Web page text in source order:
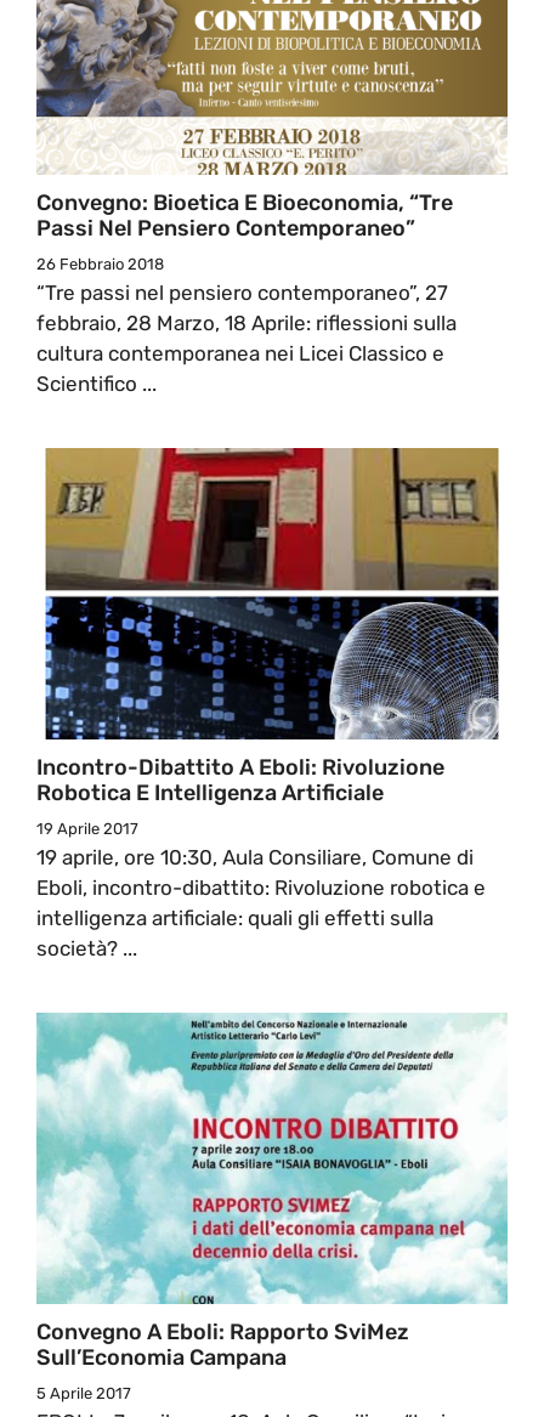
Convegno: Bioetica E Bioeconomia, “Tre
Passi Nel Pensiero Contemporaneo”
26 Febbraio 2018
“Tre passi nel pensiero contemporaneo”, 27
febbraio, 28 Marzo, 18 Aprile: riflessioni sulla
cultura contemporanea nei Licei Classico e
Scientifico ...
Incontro-Dibattito A Eboli: Rivoluzione
Robotica E Intelligenza Artificiale
19 Aprile 2017
19 aprile, ore 10:30, Aula Consiliare, Comune di
Eboli, incontro-dibattito: Rivoluzione robotica e
intelligenza artificiale: quali gli effetti sulla
società? ...
Convegno A Eboli: Rapporto SviMez
Sull’Economia Campana
5 Aprile 2017